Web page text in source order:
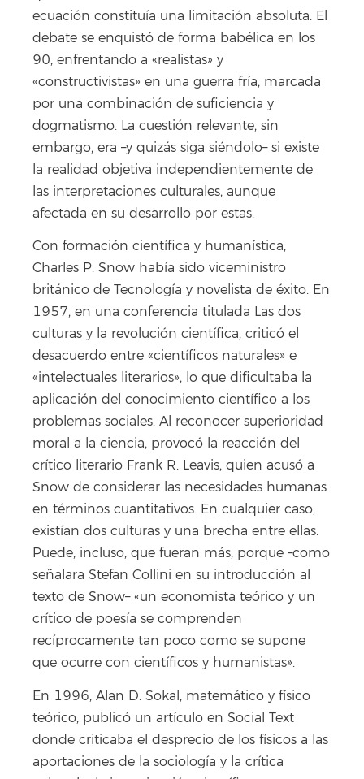
ecuación constituía una limitación absoluta. El
debate se enquistó de forma babélica en los
90, enfrentando a «realistas» y
«constructivistas» en una guerra fría, marcada
por una combinación de suficiencia y
dogmatismo. La cuestión relevante, sin
embargo, era –y quizás siga siéndolo– si existe
la realidad objetiva independientemente de
las interpretaciones culturales, aunque
afectada en su desarrollo por estas.
Con formación científica y humanística,
Charles P. Snow había sido viceministro
británico de Tecnología y novelista de éxito. En
1957, en una conferencia titulada Las dos
culturas y la revolución científica, criticó el
desacuerdo entre «científicos naturales» e
«intelectuales literarios», lo que dificultaba la
aplicación del conocimiento científico a los
problemas sociales. Al reconocer superioridad
moral a la ciencia, provocó la reacción del
crítico literario Frank R. Leavis, quien acusó a
Snow de considerar las necesidades humanas
en términos cuantitativos. En cualquier caso,
existían dos culturas y una brecha entre ellas.
Puede, incluso, que fueran más, porque –como
señalara Stefan Collini en su introducción al
texto de Snow– «un economista teórico y un
crítico de poesía se comprenden
recíprocamente tan poco como se supone
que ocurre con científicos y humanistas».
En 1996, Alan D. Sokal, matemático y físico
teórico, publicó un artículo en Social Text
donde criticaba el desprecio de los físicos a las
aportaciones de la sociología y la crítica